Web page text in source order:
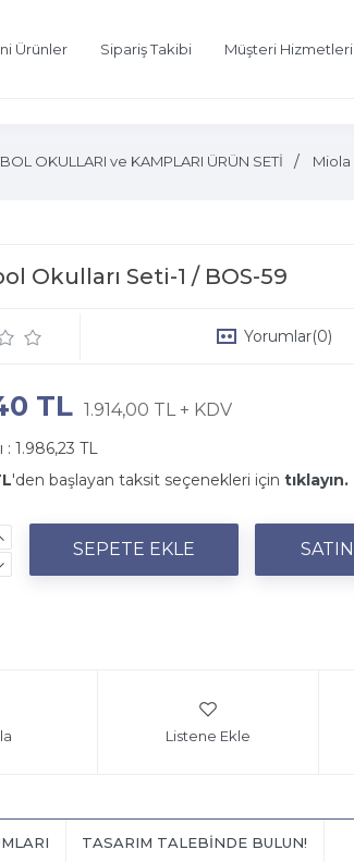
Ürünler Sipariş Takibi Müşteri Hizmetleri
OKULLARI ve KAMPLARI ÜRÜN SETİ Miola
Okulları Seti-1 / BOS-59
Yorumlar(0)
TL 1.914,00 TL + KDV
: 1.986,23 TL
'den başlayan taksit seçenekleri için tıklayın.
Listene Ekle
TASARIM TALEBINDE BULUN!